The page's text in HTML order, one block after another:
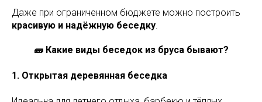
Даже при ограниченном бюджете можно построить
красивую и надёжную беседку.
🧱 Какие виды беседок из бруса бывают?
1. Открытая деревянная беседка